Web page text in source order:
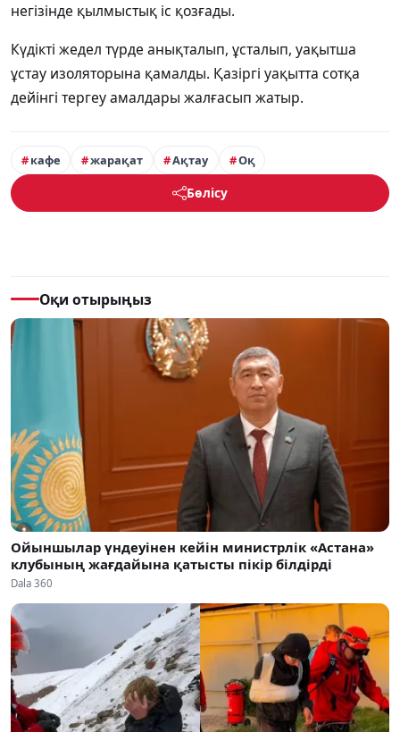
негізінде қылмыстық іс қозғады.
Күдікті жедел түрде анықталып, ұсталып, уақытша
ұстау изоляторына қамалды. Қазіргі уақытта сотқа
дейінгі тергеу амалдары жалғасып жатыр.
кафе жарақат Ақтау Оқ
Бөлісу
Оқи отырыңыз
Ойыншылар үндеуінен кейін министрлік «Астана»
клубының жағдайына қатысты пікір білдірді
Dala 360